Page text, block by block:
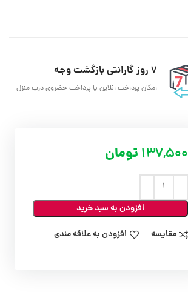
7 روز گارانتی بازگشت وجه
امکان پرداخت انلاین یا پرداخت حضروی درب منزل
137,500 تومان
افزودن به سبد خرید
مقایسه
افزودن به علاقه مندی